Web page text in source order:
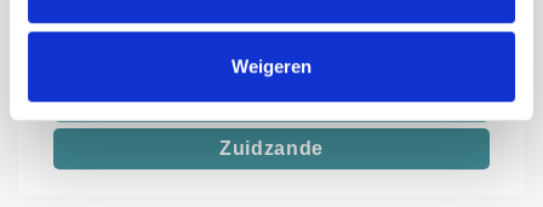
Weigeren
Waterlandkerkje
Zuidzande